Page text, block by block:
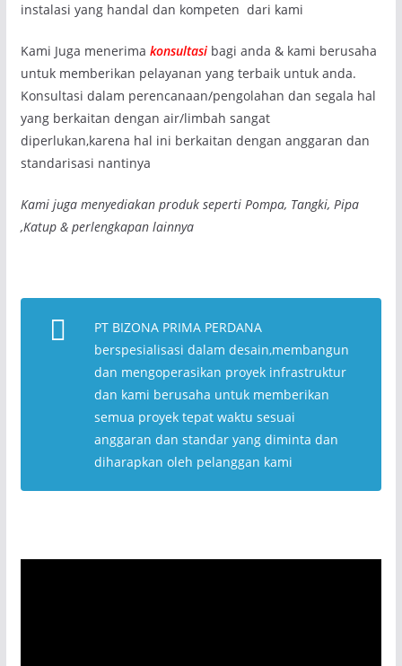
instalasi yang handal dan kompeten dari kami
Kami Juga menerima konsultasibagi anda & kami berusaha
untuk memberikan pelayanan yang terbaik untuk anda.
Konsultasi dalam perencanaan/pengolahan dan segala hal
yang berkaitan dengan air/limbah sangat
diperlukan,karena hal ini berkaitan dengan anggaran dan
standarisasi nantinya
Kami juga menyediakan produk seperti Pompa, Tangki, Pipa
,Katup & perlengkapan lainnya
PT BIZONA PRIMA PERDANA
berspesialisasi dalam desain,membangun
dan mengoperasikan proyek infrastruktur
dan kami berusaha untuk memberikan
semua proyek tepat waktu sesuai
anggaran dan standar yang diminta dan
diharapkan oleh pelanggan kami